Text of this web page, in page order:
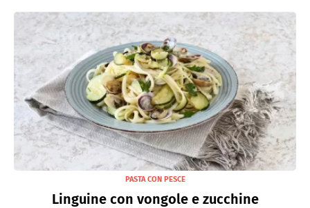
PASTA CON PESCE
Linguine con vongole e zucchine